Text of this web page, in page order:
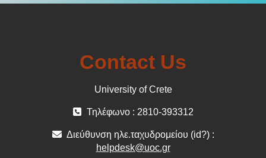
Contact Us
University of Crete
Τηλέφωνο : 2810-393312
Διεύθυνση ηλε.ταχυδρομείου (id?) :
helpdesk@uoc.gr